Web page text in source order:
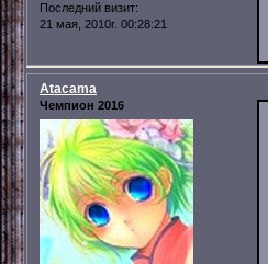
Последний визит:
21 мая, 2010г. 00:28:21
Atacama
Чемпион 2016